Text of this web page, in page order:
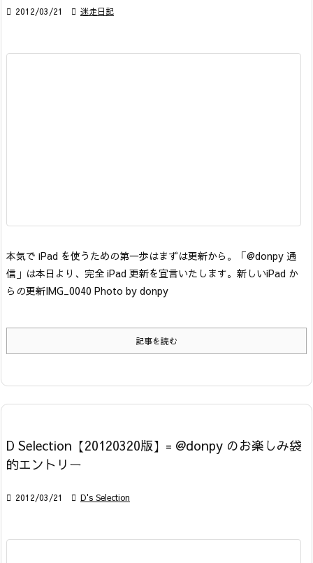
 2012/03/21  迷走日記
本気で iPad を使うための第一歩はまずは更新から。「@donpy 通
信」は本日より、完全 iPad 更新を宣言いたします。 新しいiPad か
らの更新IMG_0040 Photo by donpy
記事を読む
D Selection【20120320版】= @donpy のお楽しみ袋
的エントリー
 2012/03/21  D's Selection